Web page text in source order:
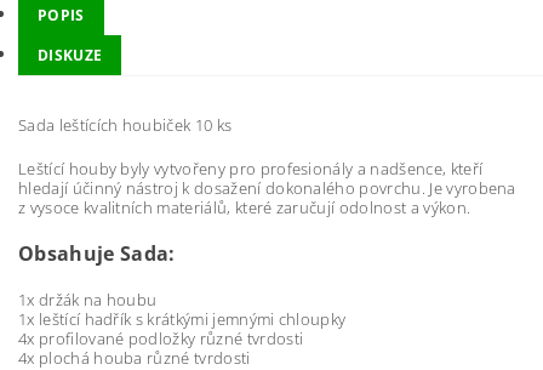
POPIS
DISKUZE
Sada leštících houbiček 10 ks
Leštící houby byly vytvořeny pro profesionály a nadšence, kteří
hledají účinný nástroj k dosažení dokonalého povrchu. Je vyrobena
z vysoce kvalitních materiálů, které zaručují odolnost a výkon.
Obsahuje Sada:
1x držák na houbu
1x leštící hadřík s krátkými jemnými chloupky
4x profilované podložky různé tvrdosti
4x plochá houba různé tvrdosti